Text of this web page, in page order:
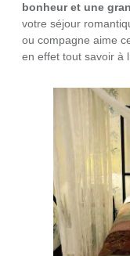
bonheur et une
votre séjour
ou compagne aime
en effet tout savoir à